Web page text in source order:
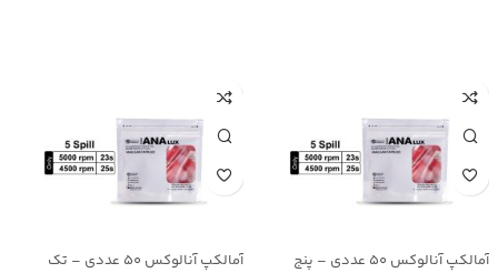
آمالکپ آنالوکس 50 عددی – پنج
آمالکپ آنالوکس 50 عددی – تک